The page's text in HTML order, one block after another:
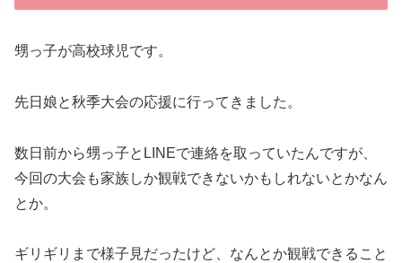
甥っ子が高校球児です。
先日娘と秋季大会の応援に行ってきました。
数日前から甥っ子とLINEで連絡を取っていたんですが、
今回の大会も家族しか観戦できないかもしれないとかなん
とか。
ギリギリまで様子見だったけど、なんとか観戦できること